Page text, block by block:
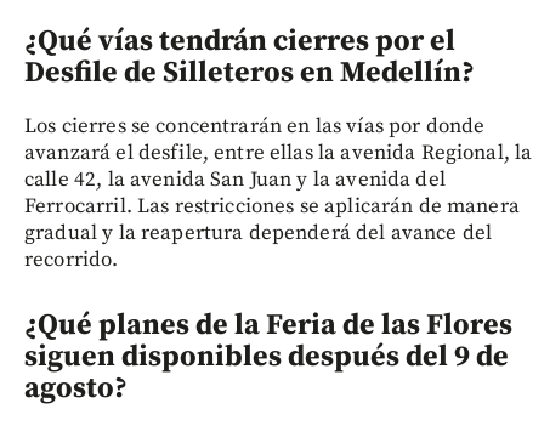
¿Qué vías tendrán cierres por el
Desfile de Silleteros en Medellín?
Los cierres se concentrarán en las vías por donde
avanzará el desfile, entre ellas la avenida Regional, la
calle 42, la avenida San Juan y la avenida del
Ferrocarril. Las restricciones se aplicarán de manera
gradual y la reapertura dependerá del avance del
recorrido.
¿Qué planes de la Feria de las Flores
siguen disponibles después del 9 de
agosto?